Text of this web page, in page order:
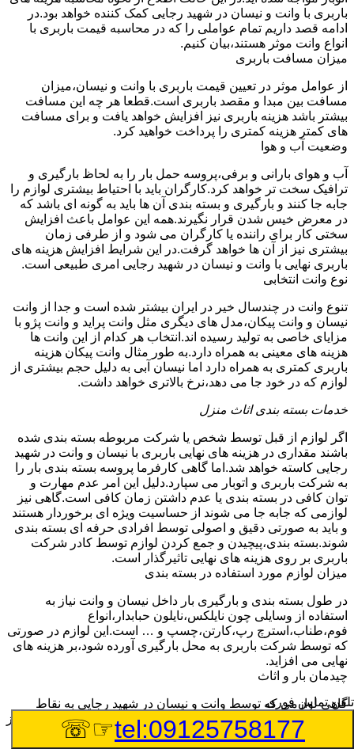
باربری با وانت و نیسان در شهید رجایی کمک کننده خواهد بود.در
ادامه قصد داریم تمام عواملی را که در محاسبه قیمت باربری با
انواع وانت موثر هستند،بیان کنیم.
میزان مسافت باربری
از عوامل موثر در تعیین قیمت باربری با وانت و نیسان،میزان
مسافت بین مبدا و مقصد باربری است.قطعا هر چه این مسافت
بیشتر باشد هزینه باربری نیز افزایش خواهد یافت و برای مسافت
های کمتر هزینه کمتری را پرداخت خواهید کرد.
وضعیت آب و هوا
آب و هوای بارانی و برفی،پروسه حمل بار را به لحاظ بارگیری و
ترافیک سخت تر خواهد کرد.کارگران باید با احتیاط بیشتری لوازم را
جابه جا کنند و بارگیری و بسته بندی آن ها باید به گونه ای باشد که
در معرض خیس شدن قرار نگیرند.همه این عوامل باعث افزایش
سختی کار برای راننده یا کارگران می شود و از طرفی زمان
بیشتری نیز از آن ها خواهد گرفت.در این شرایط افزایش هزینه های
باربری نهایی با وانت و نیسان در شهید رجایی امری طبیعی است.
نوع وانت انتخابی
تنوع وانت در چندسال خیر در ایران بیشتر شده است و جدا از وانت
نیسان و وانت پیکان،مدل های دیگری مثل وانت پراید و وانت پژو با
مزایای خاصی به تولید رسیده اند.انتخاب هر کدام از این وانت ها
هزینه های معینی به همراه دارد.به طور مثال وانت پیکان هزینه
باربری کمتری به همراه دارد اما نیسان آبی به دلیل حجم بیشتری از
لوازم که در خود جا می دهد،نرخ بالاتری خواهد داشت.
خدمات بسته بندی اثاث منزل
اگر لوازم از قبل توسط شخص یا شرکت مربوطه بسته بندی شده
باشند مقداری در هزینه های نهایی باربری با نیسان و وانت در شهید
رجایی کاسته خواهد شد.اما گاهی کارفرما پروسه بسته بندی بار را
به شرکت باربری و اتوبار می سپارد.دلیل این امر عدم مهارت و
توان کافی در بسته بندی یا عدم داشتن زمان کافی است.گاهی نیز
لوازمی که جابه جا می شوند از حساسیت ویژه ای برخوردار هستند
و باید به صورتی دقیق و اصولی توسط افرادی حرفه ای بسته بندی
شوند.بسته بندی،پیچیدن و جمع کردن لوازم توسط کادر شرکت
باربری بر روی هزینه های نهایی تاثیرگذار است.
میزان لوازم مورد استفاده در بسته بندی
در طول بسته بندی و بارگیری بار داخل نیسان و وانت نیاز به
استفاده از وسایلی چون نایلکس،نایلون حبابدار،انواع
فوم،طناب،استرچ رپ،کارتن،چسپ و … است.این لوازم در صورتی
که توسط شرکت باربری به محل بارگیری آورده شود،بر هزینه های
نهایی می افزاید.
چیدمان بار و اثاث
گاهی لوازمی که توسط وانت و نیسان در شهید رجایی به نقاط
مختلف جابه جا می شوند،بنا به درخواست مشتری چیدمان آن ها نیز
توسط شرکت باربری انجام می گیرد.شرکت های اتوبار و باربری
تلفن تماس فوری
tel:09125758177
☞☏